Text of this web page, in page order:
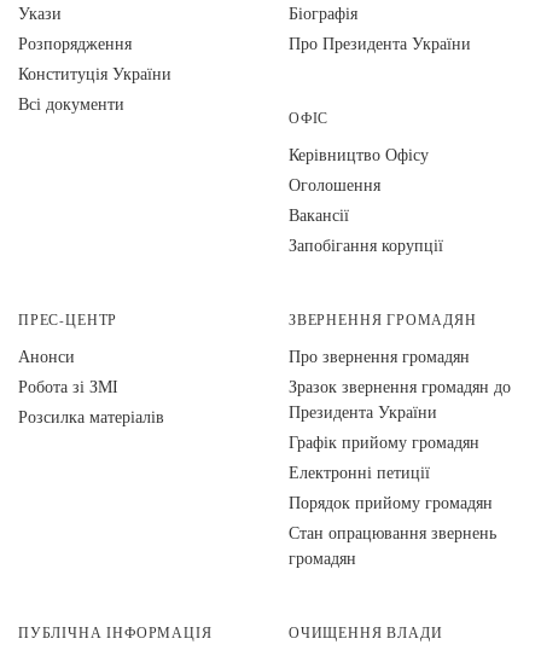
Укази
Розпорядження
Конституція України
Всі документи
Біографія
Про Президента України
ОФІС
Керівництво Офісу
Оголошення
Вакансії
Запобігання корупції
ПРЕС-ЦЕНТР
Анонси
Робота зі ЗМІ
Розсилка матеріалів
ЗВЕРНЕННЯ ГРОМАДЯН
Про звернення громадян
Зразок звернення громадян до
Президента України
Графік прийому громадян
Електронні петиції
Порядок прийому громадян
Стан опрацювання звернень
громадян
ПУБЛІЧНА ІНФОРМАЦІЯ ОЧИЩЕННЯ ВЛАДИ